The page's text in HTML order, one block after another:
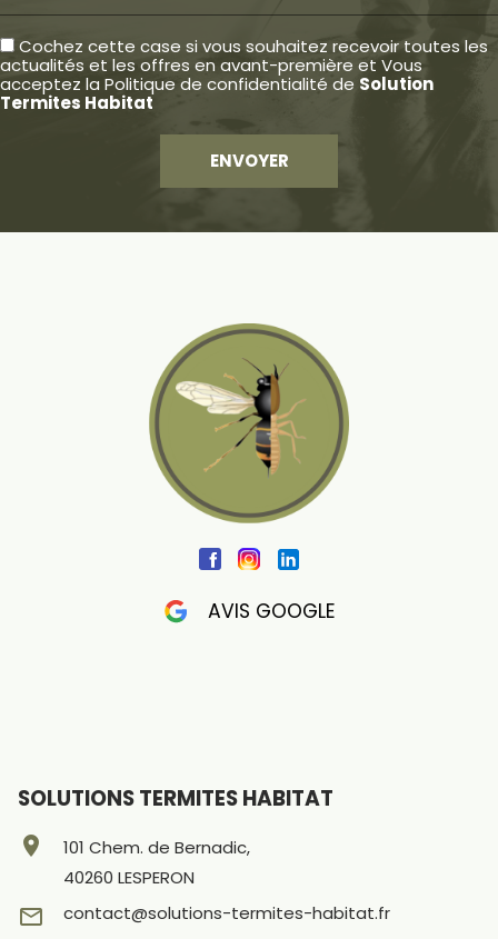
Cochez cette case si vous souhaitez recevoir toutes les
actualités et les offres en avant-première et Vous
acceptez la Politique de confidentialité de Solution
Termites Habitat
AVIS GOOGLE
SOLUTIONS TERMITES HABITAT
location_on
101 Chem. de Bernadic,
40260 LESPERON
mail_outline contact@solutions-termites-habitat.fr